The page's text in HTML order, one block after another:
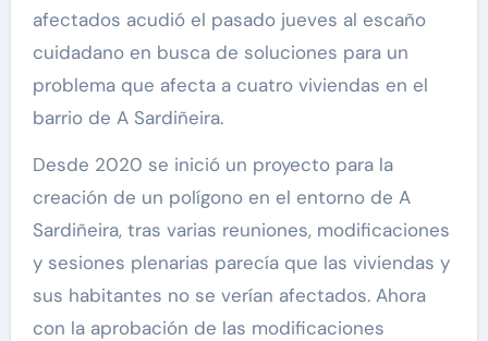
afectados acudió el pasado jueves al escaño
cuidadano en busca de soluciones para un
problema que afecta a cuatro viviendas en el
barrio de A Sardiñeira.
Desde 2020 se inició un proyecto para la
creación de un polígono en el entorno de A
Sardiñeira, tras varias reuniones, modificaciones
y sesiones plenarias parecía que las viviendas y
sus habitantes no se verían afectados. Ahora
con la aprobación de las modificaciones